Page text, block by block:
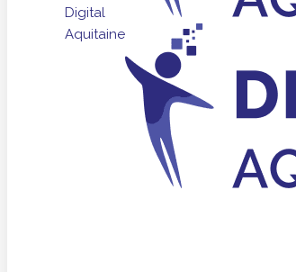
Digital
Aquitaine